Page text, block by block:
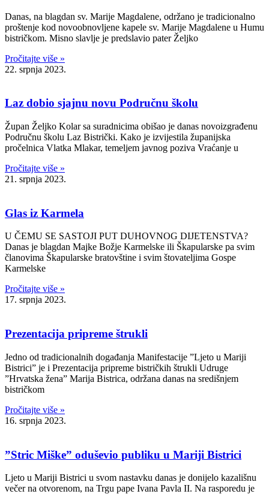
Danas, na blagdan sv. Marije Magdalene, održano je tradicionalno
proštenje kod novoobnovljene kapele sv. Marije Magdalene u Humu
bistričkom. Misno slavlje je predslavio pater Željko
Pročitajte više »
22. srpnja 2023.
Laz dobio sjajnu novu Područnu školu
Župan Željko Kolar sa suradnicima obišao je danas novoizgrađenu
Područnu školu Laz Bistrički. Kako je izvijestila županijska
pročelnica Vlatka Mlakar, temeljem javnog poziva Vraćanje u
Pročitajte više »
21. srpnja 2023.
Glas iz Karmela
U ČEMU SE SASTOJI PUT DUHOVNOG DIJETENSTVA?
Danas je blagdan Majke Božje Karmelske ili Škapularske pa svim
članovima Škapularske bratovštine i svim štovateljima Gospe
Karmelske
Pročitajte više »
17. srpnja 2023.
Prezentacija pripreme štrukli
Jedno od tradicionalnih događanja Manifestacije ”Ljeto u Mariji
Bistrici” je i Prezentacija pripreme bistričkih štrukli Udruge
”Hrvatska žena” Marija Bistrica, održana danas na središnjem
bistričkom
Pročitajte više »
16. srpnja 2023.
”Stric Miške” oduševio publiku u Mariji Bistrici
Ljeto u Mariji Bistrici u svom nastavku danas je donijelo kazališnu
večer na otvorenom, na Trgu pape Ivana Pavla II. Na rasporedu je